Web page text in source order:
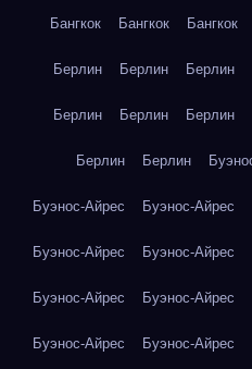
Бангкок Бангкок Бангкок
Берлин Берлин Берлин
Берлин Берлин Берлин
Берлин Берлин
Буэнос-Айрес Буэнос-Айрес
Буэнос-Айрес Буэнос-Айрес
Буэнос-Айрес Буэнос-Айрес
Буэнос-Айрес Буэнос-Айрес